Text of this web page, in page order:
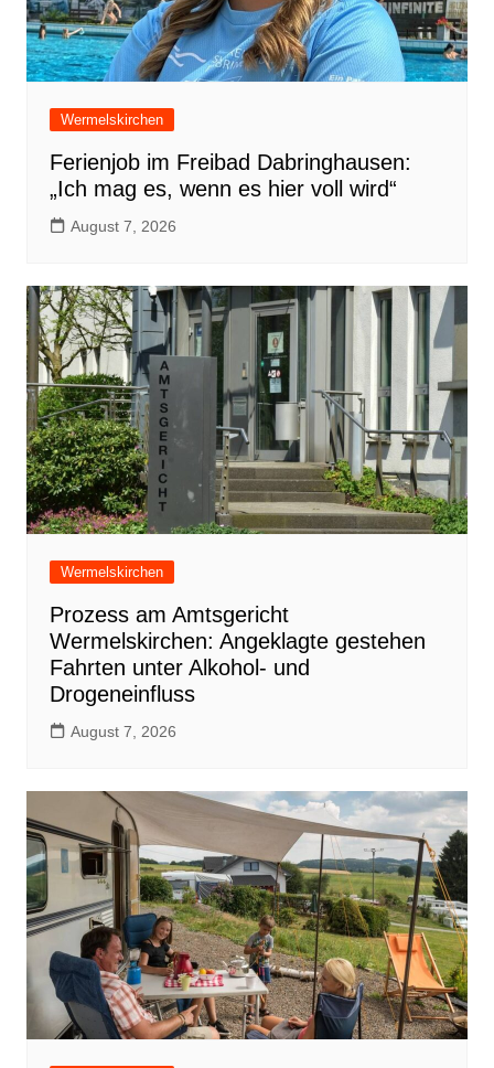
Wermelskirchen
Ferienjob im Freibad Dabringhausen:
„Ich mag es, wenn es hier voll wird“
August 7, 2026
Wermelskirchen
Prozess am Amtsgericht
Wermelskirchen: Angeklagte gestehen
Fahrten unter Alkohol- und
Drogeneinfluss
August 7, 2026